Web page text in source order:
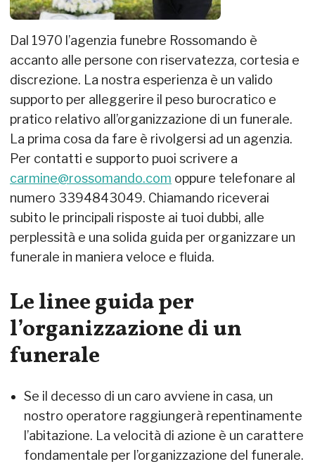
Dal 1970 l’agenzia funebre Rossomando è
accanto alle persone con riservatezza, cortesia e
discrezione. La nostra esperienza è un valido
supporto per alleggerire il peso burocratico e
pratico relativo all’organizzazione di un funerale.
La prima cosa da fare è rivolgersi ad un agenzia.
Per contatti e supporto puoi scrivere a
carmine@rossomando.com oppure telefonare al
numero 3394843049. Chiamando riceverai
subito le principali risposte ai tuoi dubbi, alle
perplessità e una solida guida per organizzare un
funerale in maniera veloce e fluida.
Le linee guida per
l’organizzazione di un
funerale
Se il decesso di un caro avviene in casa, un
nostro operatore raggiungerà repentinamente
l’abitazione. La velocità di azione è un carattere
fondamentale per l’organizzazione del funerale.